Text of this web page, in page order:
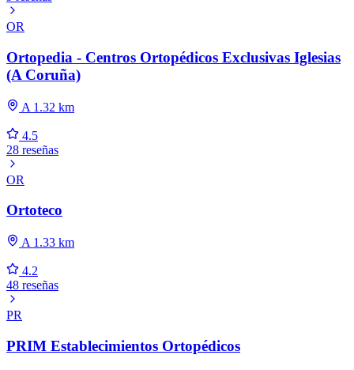
OR
Ortopedia - Centros Ortopédicos Exclusivas Iglesias
(A Coruña)
A 1.32 km
4.5
28 reseñas
OR
Ortoteco
A 1.33 km
4.2
48 reseñas
PR
PRIM Establecimientos Ortopédicos